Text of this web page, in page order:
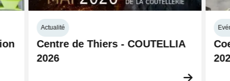
Actualité
Centre de Thiers - COUTELLIA
2026